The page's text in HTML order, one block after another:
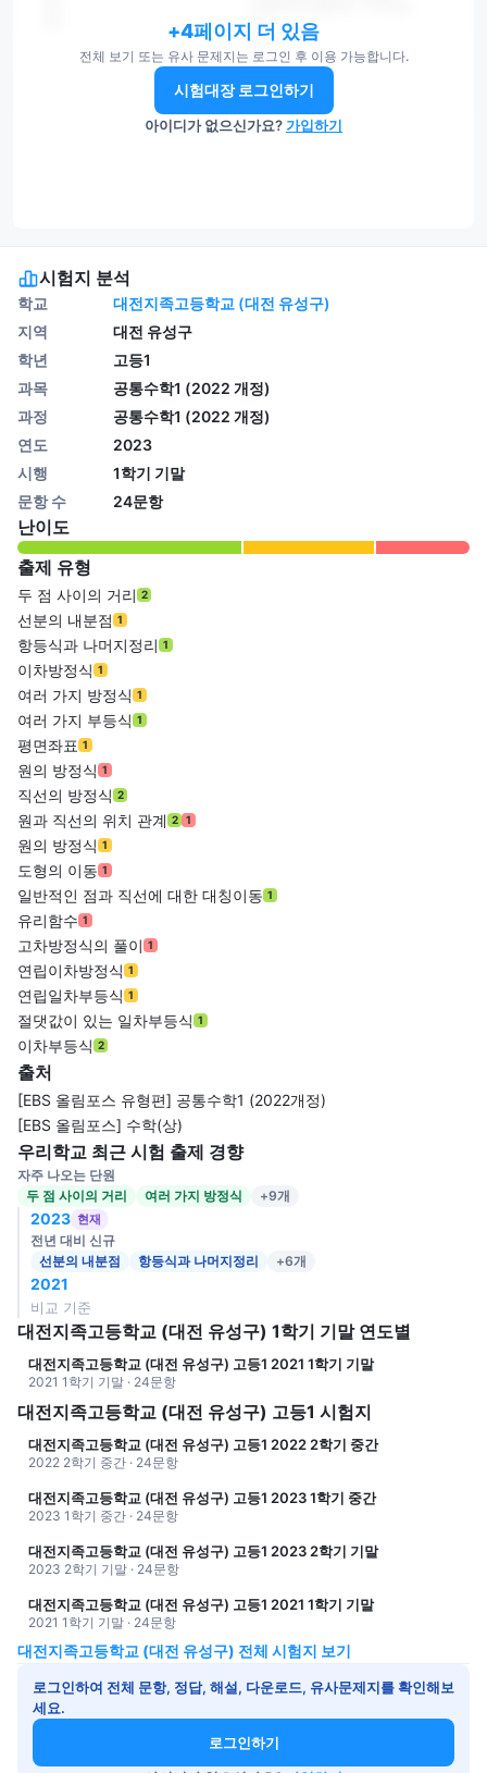
+4페이지 더 있음
전체 보기 또는 유사 문제지는 로그인 후 이용 가능합니다.
시험대장 로그인하기
아이디가 없으신가요?가입하기
시험지 분석
학교
대전지족고등학교 (대전 유성구)
지역
대전 유성구
학년
고등1
과목
공통수학1 (2022 개정)
과정
공통수학1 (2022 개정)
연도
2023
시행
1학기 기말
문항 수
24문항
난이도
출제 유형
두 점 사이의 거리 2
선분의 내분점 1
항등식과 나머지정리 1
이차방정식 1
여러 가지 방정식 1
여러 가지 부등식 1
평면좌표 1
원의 방정식 1
직선의 방정식 2
원과 직선의 위치 관계 2 1
원의 방정식 1
도형의 이동 1
일반적인 점과 직선에 대한 대칭이동 1
유리함수 1
고차방정식의 풀이 1
연립이차방정식 1
연립일차부등식 1
절댓값이 있는 일차부등식 1
이차부등식 2
출처
[EBS 올림포스 유형편] 공통수학1 (2022개정)
[EBS 올림포스] 수학(상)
우리학교 최근 시험 출제 경향
자주 나오는 단원
두 점 사이의 거리
여러 가지 방정식 +9개
2023 현재
전년 대비 신규
선분의 내분점
항등식과 나머지정리 +6개
2021
비교 기준
대전지족고등학교 (대전 유성구) 1학기 기말 연도별
대전지족고등학교 (대전 유성구) 고등1 2021 1학기 기말
2021 1학기 기말 · 24문항
대전지족고등학교 (대전 유성구) 고등1 시험지
대전지족고등학교 (대전 유성구) 고등1 2022 2학기 중간
2022 2학기 중간 · 24문항
대전지족고등학교 (대전 유성구) 고등1 2023 1학기 중간
2023 1학기 중간 · 24문항
대전지족고등학교 (대전 유성구) 고등1 2023 2학기 기말
2023 2학기 기말 · 24문항
대전지족고등학교 (대전 유성구) 고등1 2021 1학기 기말
2021 1학기 기말 · 24문항
대전지족고등학교 (대전 유성구) 전체 시험지 보기
로그인하여 전체 문항, 정답, 해설, 다운로드, 유사문제지를 확인해보
세요.
로그인하기